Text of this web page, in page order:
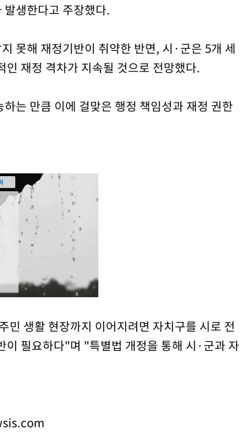
생한다고 주장했다.
못해 재정기반이 취약한 반면, 시·군은 5개 세
재정 격차가 지속될 것으로 전망했다.
는 만큼 이에 걸맞은 행정 책임성과 재정 권한
Mute
생활 현장까지 이어지려면 자치구를 시로 전
이 필요하다"며 "특별법 개정을 통해 시·군과 자